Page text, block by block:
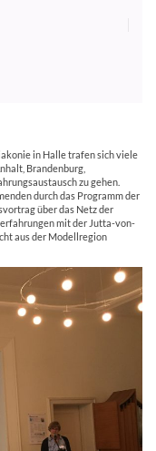
in Halle trafen sich viele
Brandenburg,
zu gehen.
durch das Programm der
über das Netz der
mit der Jutta-von-
aus der Modellregion